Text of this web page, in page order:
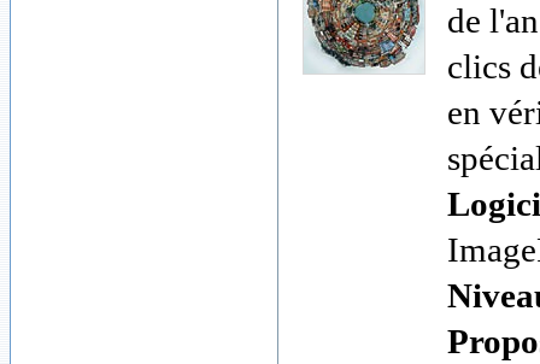
de
clics
en